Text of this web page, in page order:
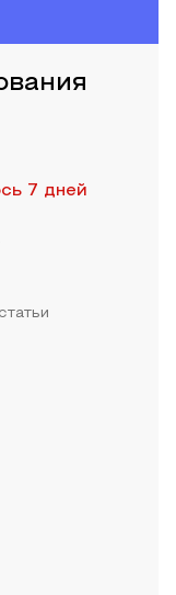
7 дней